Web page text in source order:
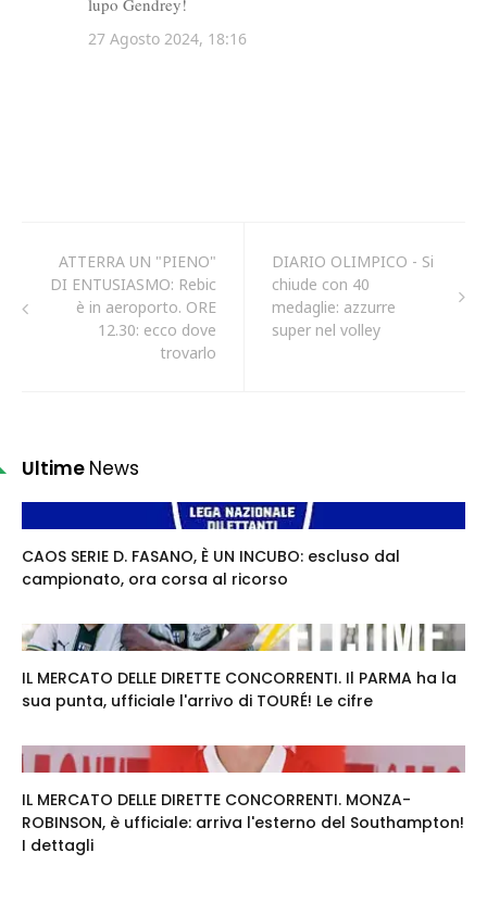
ATTERRA UN "PIENO"
DI ENTUSIASMO: Rebic
è in aeroporto. ORE
12.30: ecco dove
trovarlo
DIARIO OLIMPICO - Si
chiude con 40
medaglie: azzurre
super nel volley
Ultime News
CAOS SERIE D. FASANO, È UN INCUBO: escluso dal
campionato, ora corsa al ricorso
IL MERCATO DELLE DIRETTE CONCORRENTI. Il PARMA ha la
sua punta, ufficiale l'arrivo di TOURÉ! Le cifre
IL MERCATO DELLE DIRETTE CONCORRENTI. MONZA-
ROBINSON, è ufficiale: arriva l'esterno del Southampton!
I dettagli